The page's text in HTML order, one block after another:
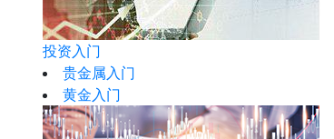
投资入门
贵金属入门
黄金入门